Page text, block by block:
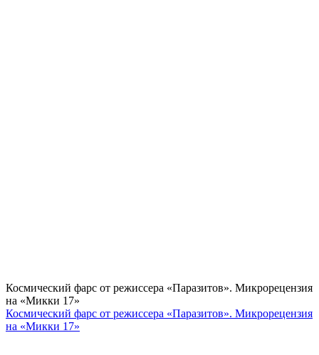
Космический фарс от режиссера «Паразитов». Микрорецензия
на «Микки 17»
Космический фарс от режиссера «Паразитов». Микрорецензия
на «Микки 17»